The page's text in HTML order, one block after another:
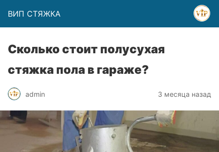
ВИП СТЯЖКА
Сколько стоит полусухая
стяжка пола в гараже?
admin 3 месяца назад